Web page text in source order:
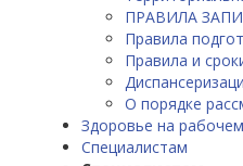
ПРАВИЛА
Правила
Правила и
О порядке
Здоровье на
Специалистам